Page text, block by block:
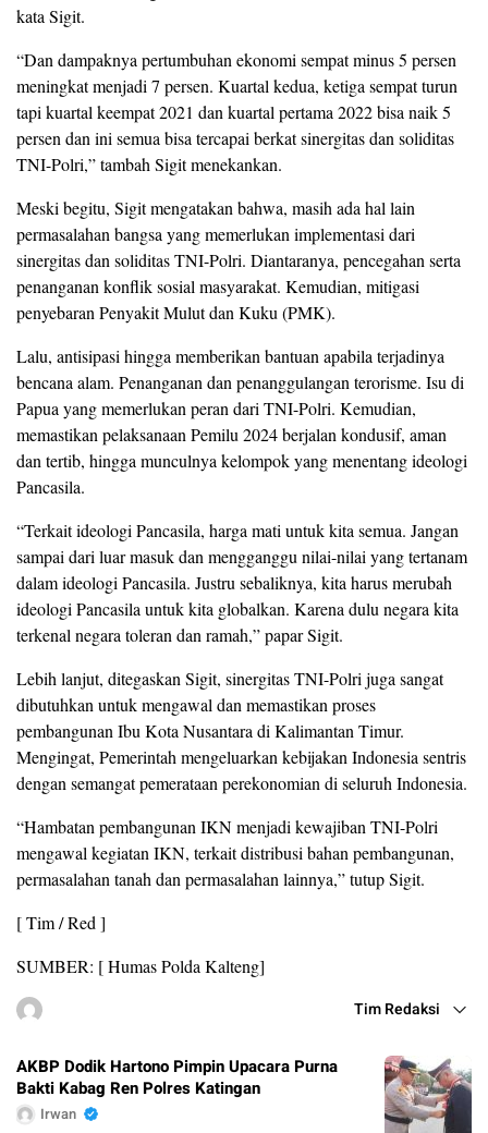
kata Sigit.
“Dan dampaknya pertumbuhan ekonomi sempat minus 5 persen
meningkat menjadi 7 persen. Kuartal kedua, ketiga sempat turun
tapi kuartal keempat 2021 dan kuartal pertama 2022 bisa naik 5
persen dan ini semua bisa tercapai berkat sinergitas dan soliditas
TNI-Polri,” tambah Sigit menekankan.
Meski begitu, Sigit mengatakan bahwa, masih ada hal lain
permasalahan bangsa yang memerlukan implementasi dari
sinergitas dan soliditas TNI-Polri. Diantaranya, pencegahan serta
penanganan konflik sosial masyarakat. Kemudian, mitigasi
penyebaran Penyakit Mulut dan Kuku (PMK).
Lalu, antisipasi hingga memberikan bantuan apabila terjadinya
bencana alam. Penanganan dan penanggulangan terorisme. Isu di
Papua yang memerlukan peran dari TNI-Polri. Kemudian,
memastikan pelaksanaan Pemilu 2024 berjalan kondusif, aman
dan tertib, hingga munculnya kelompok yang menentang ideologi
Pancasila.
“Terkait ideologi Pancasila, harga mati untuk kita semua. Jangan
sampai dari luar masuk dan mengganggu nilai-nilai yang tertanam
dalam ideologi Pancasila. Justru sebaliknya, kita harus merubah
ideologi Pancasila untuk kita globalkan. Karena dulu negara kita
terkenal negara toleran dan ramah,” papar Sigit.
Lebih lanjut, ditegaskan Sigit, sinergitas TNI-Polri juga sangat
dibutuhkan untuk mengawal dan memastikan proses
pembangunan Ibu Kota Nusantara di Kalimantan Timur.
Mengingat, Pemerintah mengeluarkan kebijakan Indonesia sentris
dengan semangat pemerataan perekonomian di seluruh Indonesia.
“Hambatan pembangunan IKN menjadi kewajiban TNI-Polri
mengawal kegiatan IKN, terkait distribusi bahan pembangunan,
permasalahan tanah dan permasalahan lainnya,” tutup Sigit.
[ Tim / Red ]
SUMBER: [ Humas Polda Kalteng]
Tim Redaksi
AKBP Dodik Hartono Pimpin Upacara Purna
Bakti Kabag Ren Polres Katingan
Irwan